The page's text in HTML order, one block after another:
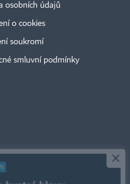
osobních údajů
o cookies
soukromí
smluvní podmínky